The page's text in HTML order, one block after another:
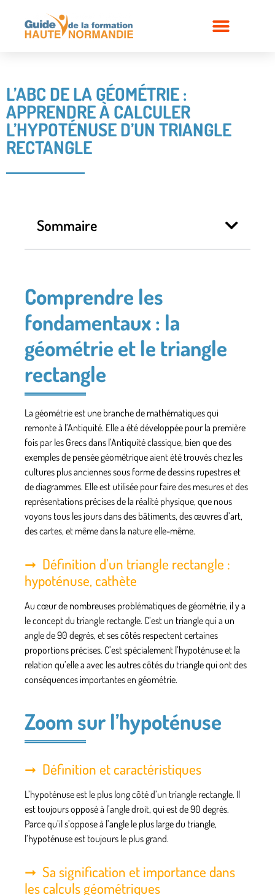
L’ABC DE LA GÉOMÉTRIE :
APPRENDRE À CALCULER
L’HYPOTÉNUSE D’UN TRIANGLE
RECTANGLE
Sommaire
Comprendre les
fondamentaux : la
géométrie et le triangle
rectangle
La géométrie est une branche de mathématiques qui
remonte à l’Antiquité. Elle a été développée pour la première
fois par les Grecs dans l’Antiquité classique, bien que des
exemples de pensée géométrique aient été trouvés chez les
cultures plus anciennes sous forme de dessins rupestres et
de diagrammes. Elle est utilisée pour faire des mesures et des
représentations précises de la réalité physique, que nous
voyons tous les jours dans des bâtiments, des œuvres d’art,
des cartes, et même dans la nature elle-même.
Définition d’un triangle rectangle :
hypoténuse, cathète
Au cœur de nombreuses problématiques de géométrie, il y a
le concept du triangle rectangle. C’est un triangle qui a un
angle de 90 degrés, et ses côtés respectent certaines
proportions précises. C’est spécialement l’hypoténuse et la
relation qu’elle a avec les autres côtés du triangle qui ont des
conséquences importantes en géométrie.
Zoom sur l’hypoténuse
Définition et caractéristiques
L’hypoténuse est le plus long côté d’un triangle rectangle. Il
est toujours opposé à l’angle droit, qui est de 90 degrés.
Parce qu’il s’oppose à l’angle le plus large du triangle,
l’hypoténuse est toujours le plus grand.
Sa signification et importance dans
les calculs géométriques